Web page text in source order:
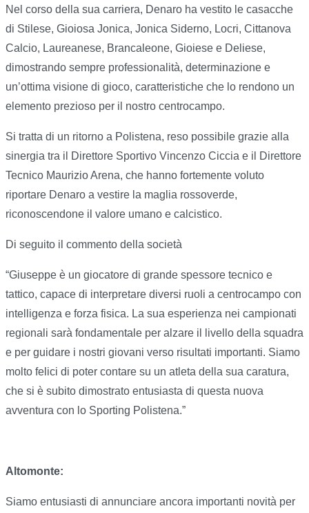
Nel corso della sua carriera, Denaro ha vestito le casacche
di Stilese, Gioiosa Jonica, Jonica Siderno, Locri, Cittanova
Calcio, Laureanese, Brancaleone, Gioiese e Deliese,
dimostrando sempre professionalità, determinazione e
un’ottima visione di gioco, caratteristiche che lo rendono un
elemento prezioso per il nostro centrocampo.
Si tratta di un ritorno a Polistena, reso possibile grazie alla
sinergia tra il Direttore Sportivo Vincenzo Ciccia e il Direttore
Tecnico Maurizio Arena, che hanno fortemente voluto
riportare Denaro a vestire la maglia rossoverde,
riconoscendone il valore umano e calcistico.
Di seguito il commento della società
“Giuseppe è un giocatore di grande spessore tecnico e
tattico, capace di interpretare diversi ruoli a centrocampo con
intelligenza e forza fisica. La sua esperienza nei campionati
regionali sarà fondamentale per alzare il livello della squadra
e per guidare i nostri giovani verso risultati importanti. Siamo
molto felici di poter contare su un atleta della sua caratura,
che si è subito dimostrato entusiasta di questa nuova
avventura con lo Sporting Polistena.”
Altomonte:
Siamo entusiasti di annunciare ancora importanti novità per